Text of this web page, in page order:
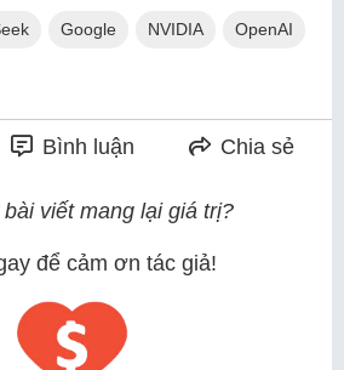
Google NVIDIA OpenAI
Bình luận Chia sẻ
viết mang lại giá trị?
để cảm ơn tác giả!